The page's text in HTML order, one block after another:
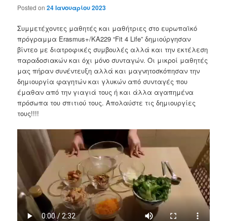
Posted on24 Ιανουαρίου 2023
Συμμετέχοντες μαθητές και μαθήτριες στο ευρωπαϊκό
πρόγραμμα Erasmus+/KA229 “Fit 4 Life” δημιούργησαν
βίντεο με διατροφικές συμβουλές αλλά και την εκτέλεση
παραδοσιακών και όχι μόνο συνταγών. Οι μικροί μαθητές
μας πήραν συνέντευξη αλλά και μαγνητοσκόπησαν την
δημιουργία φαγητών και γλυκών από συνταγές που
έμαθαν από την γιαγιά τους ή και άλλα αγαπημένα
πρόσωπα του σπιτιού τους. Απολαύστε τις δημιουργίες
τους!!!!